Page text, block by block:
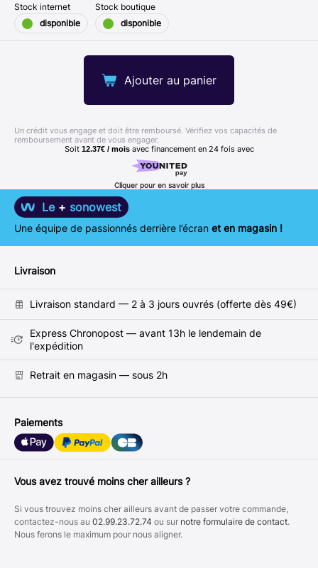
Ajouter au panier
Soit 12.37€ / mois avec financement en 24 fois avec
Cliquer pour en savoir plus
Un crédit vous engage et doit être remboursé. Vérifiez vos capacités de
remboursement avant de vous engager.
Stock internet
disponible
Stock boutique
disponible
Le + sonowest
Une équipe de passionnés derrière l’écran et en magasin !
Livraison
Livraison standard — 2 à 3 jours ouvrés (offerte dès 49€)
Express Chronopost — avant 13h le lendemain de
l'expédition
Retrait en magasin — sous 2h
Paiements
Vous avez trouvé moins cher ailleurs ?
Si vous trouvez moins cher ailleurs avant de passer votre commande,
contactez-nous au 02.99.23.72.74 ou sur notre formulaire de contact.
Nous ferons le maximum pour nous aligner.